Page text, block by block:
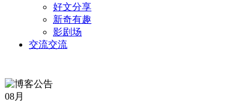
好文分享
新奇有趣
影剧场
交流交流
08月